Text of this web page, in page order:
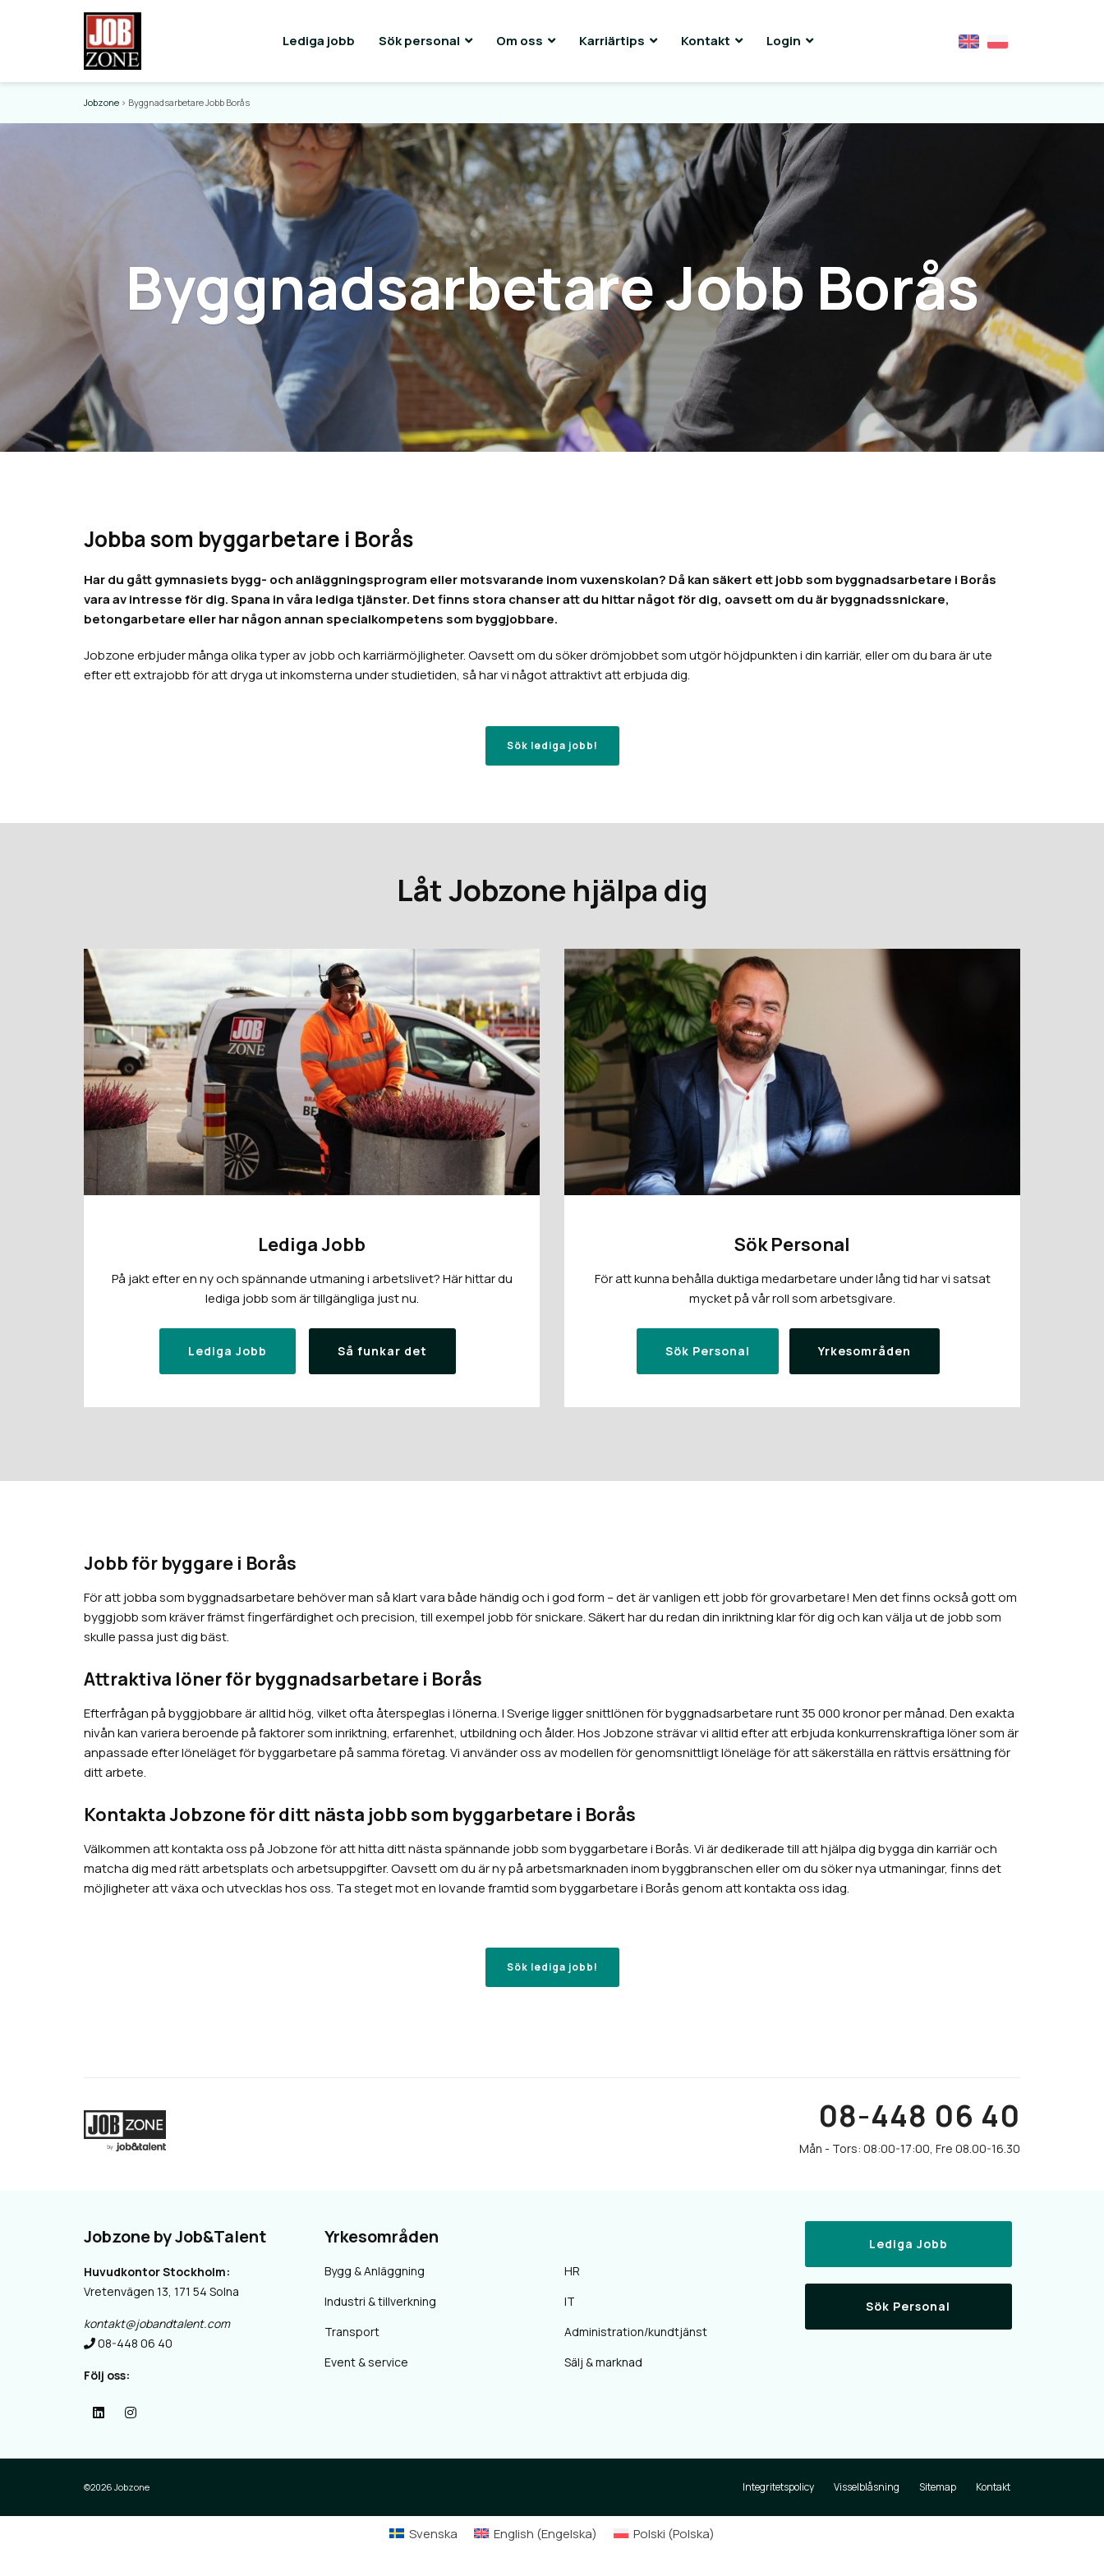
Lediga jobb Sök personal Om oss Karriärtips Kontakt Login
Jobzone > Byggnadsarbetare Jobb Borås
Byggnadsarbetare Jobb Borås
Jobba som byggarbetare i Borås
Har du gått gymnasiets bygg- och anläggningsprogram eller motsvarande inom vuxenskolan? Då kan säkert ett jobb som byggnadsarbetare i Borås
vara av intresse för dig. Spana in våra lediga tjänster. Det finns stora chanser att du hittar något för dig, oavsett om du är byggnadssnickare,
betongarbetare eller har någon annan specialkompetens som byggjobbare.
Jobzone erbjuder många olika typer av jobb och karriärmöjligheter. Oavsett om du söker drömjobbet som utgör höjdpunkten i din karriär, eller om du bara är ute
efter ett extrajobb för att dryga ut inkomsterna under studietiden, så har vi något attraktivt att erbjuda dig.
Sök lediga jobb!
Låt Jobzone hjälpa dig
Lediga Jobb
På jakt efter en ny och spännande utmaning i arbetslivet? Här hittar du
lediga jobb som är tillgängliga just nu.
Lediga Jobb Så funkar det
Sök Personal
För att kunna behålla duktiga medarbetare under lång tid har vi satsat
mycket på vår roll som arbetsgivare.
Sök Personal Yrkesområden
Jobb för byggare i Borås
För att jobba som byggnadsarbetare behöver man så klart vara både händig och i god form – det är vanligen ett jobb för grovarbetare! Men det finns också gott om
byggjobb som kräver främst fingerfärdighet och precision, till exempel jobb för snickare. Säkert har du redan din inriktning klar för dig och kan välja ut de jobb som
skulle passa just dig bäst.
Attraktiva löner för byggnadsarbetare i Borås
Efterfrågan på byggjobbare är alltid hög, vilket ofta återspeglas i lönerna. I Sverige ligger snittlönen för byggnadsarbetare runt 35 000 kronor per månad. Den exakta
nivån kan variera beroende på faktorer som inriktning, erfarenhet, utbildning och ålder. Hos Jobzone strävar vi alltid efter att erbjuda konkurrenskraftiga löner som är
anpassade efter löneläget för byggarbetare på samma företag. Vi använder oss av modellen för genomsnittligt löneläge för att säkerställa en rättvis ersättning för
ditt arbete.
Kontakta Jobzone för ditt nästa jobb som byggarbetare i Borås
Välkommen att kontakta oss på Jobzone för att hitta ditt nästa spännande jobb som byggarbetare i Borås. Vi är dedikerade till att hjälpa dig bygga din karriär och
matcha dig med rätt arbetsplats och arbetsuppgifter. Oavsett om du är ny på arbetsmarknaden inom byggbranschen eller om du söker nya utmaningar, finns det
möjligheter att växa och utvecklas hos oss. Ta steget mot en lovande framtid som byggarbetare i Borås genom att kontakta oss idag.
Sök lediga jobb!
08-448 06 40
Jobzone by Job&Talent
Huvudkontor Stockholm:
Vretenvägen 13, 171 54 Solna
kontakt@jobandtalent.com
08-448 06 40
Följ oss:
Yrkesområden
Bygg & Anläggning
Industri & tillverkning
Transport
Event & service
HR
IT
Administration/kundtjänst
Sälj & marknad
Lediga Jobb
Sök Personal
©2026 Jobzone Integritetspolicy Visselblåsning Sitemap Kontakt
Svenska English (Engelska) Polski (Polska)